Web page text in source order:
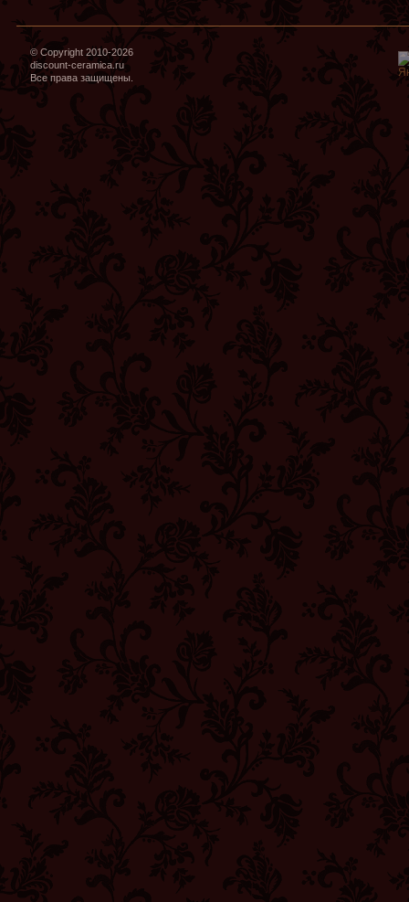
© Copyright 2010-2026
discount-ceramica.ru
Все права защищены.